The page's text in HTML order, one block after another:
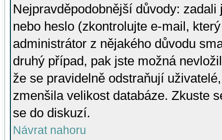
Nejpravděpodobnější důvody:
nebo heslo (zkontrolujte e-mail,
administrátor z nějakého důvodu
druhý případ, pak jste možná
že se pravidelně odstraňují
zmenšila velikost databáze. Zkuste
se do diskuzí.
Návrat nahoru